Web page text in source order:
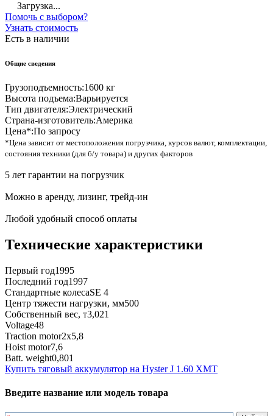
Загрузка...
Помочь с выбором?
Узнать стоимость
Есть в наличии
Общие сведения
Грузоподъемность:1600 кг
Высота подъема:Варьируется
Тип двигателя:Электрический
Страна-изготовитель:Америка
Цена*:По запросу
*Цена зависит от местоположения погрузчика, курсов валют, комплектации,
состояния техники (для б/у товара) и других факторов
5 лет гарантии на погрузчик
Можно в аренду, лизинг, трейд-ин
Любой удобный способ оплаты
Технические характеристики
Первый год1995
Последний год1997
Стандартные колесаSE 4
Центр тяжести нагрузки, мм500
Собственный вес, т3,021
Voltage48
Traction motor2x5,8
Hoist motor7,6
Batt. weight0,801
Купить тяговый аккумулятор на Hyster J 1.60 XMT
Введите название или модель товара